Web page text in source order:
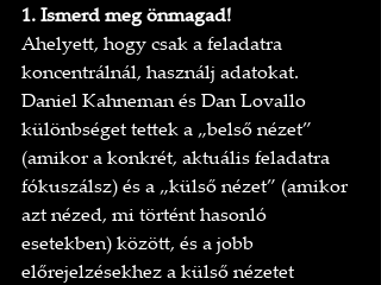
1. Ismerd meg önmagad!
Ahelyett, hogy csak a feladatra
koncentrálnál, használj adatokat.
Daniel Kahneman és Dan Lovallo
különbséget tettek a „belső nézet”
(amikor a konkrét, aktuális feladatra
fókuszálsz) és a „külső nézet” (amikor
azt nézed, mi történt hasonló
esetekben) között, és a jobb
előrejelzésekhez a külső nézetet